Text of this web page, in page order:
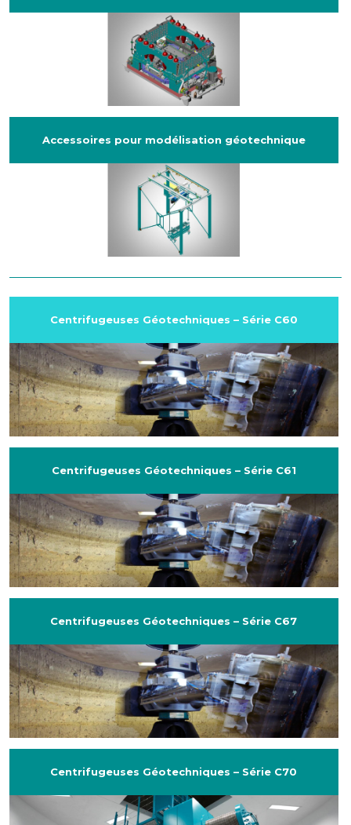
Accessoires pour modélisation géotechnique
Centrifugeuses Géotechniques – Série C60
Centrifugeuses Géotechniques – Série C61
Centrifugeuses Géotechniques – Série C67
Centrifugeuses Géotechniques – Série C70